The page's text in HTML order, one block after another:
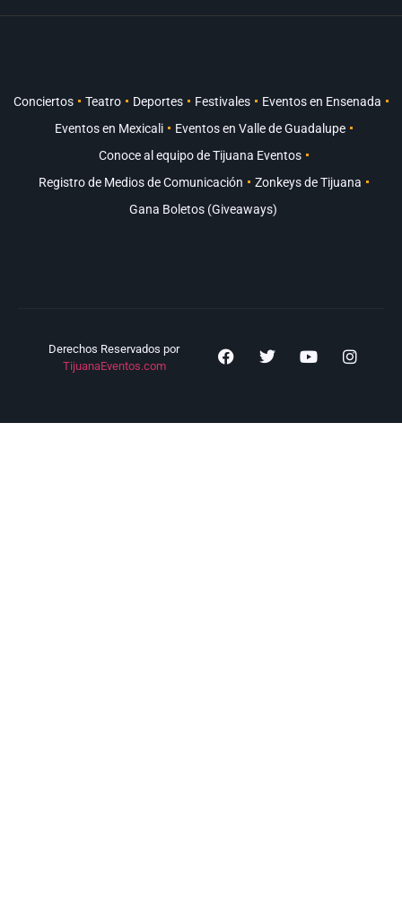
Conciertos Teatro Deportes Festivales
Eventos en Ensenada
Eventos en Mexicali
Eventos en Valle de Guadalupe
Conoce al equipo de Tijuana Eventos
Registro de Medios de Comunicación
Zonkeys de Tijuana
Gana Boletos (Giveaways)
Derechos Reservados por
TijuanaEventos.com